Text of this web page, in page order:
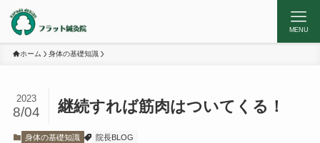
MENU
ホーム 身体の基礎知識
継続すれば筋肉はついてくる！
2023
8/04
身体の基礎知識 院長BLOG